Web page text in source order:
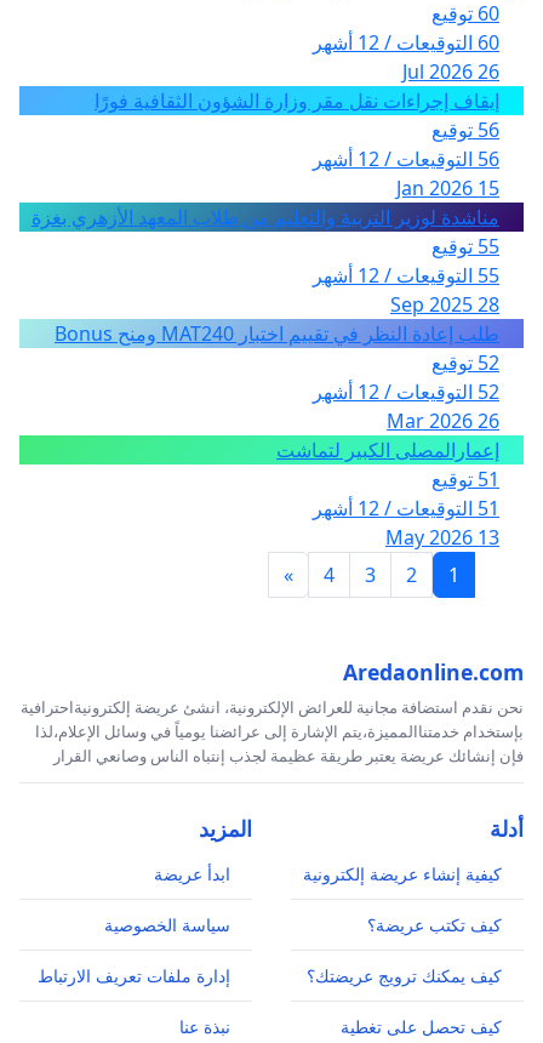
60 توقيع
60 التوقيعات / 12 أشهر
26 Jul 2026
إيقاف إجراءات نقل مقر وزارة الشؤون الثقافية فورًا
56 توقيع
56 التوقيعات / 12 أشهر
15 Jan 2026
مناشدة لوزير التربية والتعليم من طلاب المعهد الأزهري بغزة
55 توقيع
55 التوقيعات / 12 أشهر
28 Sep 2025
طلب إعادة النظر في تقييم اختبار MAT240 ومنح Bonus
52 توقيع
52 التوقيعات / 12 أشهر
26 Mar 2026
إعمارالمصلى الكبير لتماشت
51 توقيع
51 التوقيعات / 12 أشهر
13 May 2026
1
2
3
4
»
Aredaonline.com
نحن نقدم استضافة مجانية للعرائض الإلكترونية، انشئ عريضة إلكترونيةاحترافية
بإستخدام خدمتناالمميزة،يتم الإشارة إلى عرائضنا يومياً في وسائل الإعلام،لذا
فإن إنشائك عريضة يعتبر طريقة عظيمة لجذب إنتباه الناس وصانعي القرار
أدلة
كيفية إنشاء عريضة إلكترونية
كيف تكتب عريضة؟
كيف يمكنك ترويج عريضتك؟
كيف تحصل على تغطية
المزيد
ابدأ عريضة
سياسة الخصوصية
إدارة ملفات تعريف الارتباط
نبذة عنا